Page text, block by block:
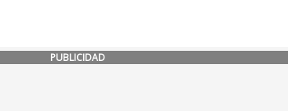
PUBLICIDAD